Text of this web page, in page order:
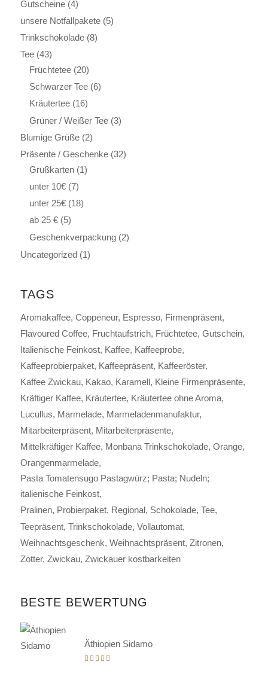
Gutscheine (4)
unsere Notfallpakete (5)
Trinkschokolade (8)
Tee (43)
Früchtetee (20)
Schwarzer Tee (6)
Kräutertee (16)
Grüner / Weißer Tee (3)
Blumige Grüße (2)
Präsente / Geschenke (32)
Grußkarten (1)
unter 10€ (7)
unter 25€ (18)
ab 25 € (5)
Geschenkverpackung (2)
Uncategorized (1)
TAGS
Aromakaffee Coppeneur Espresso Firmenpräsent
Flavoured Coffee Fruchtaufstrich Früchtetee Gutschein
Italienische Feinkost Kaffee Kaffeeprobe
Kaffeeprobierpaket Kaffeepräsent Kaffeeröster
Kaffee Zwickau Kakao Karamell Kleine Firmenpräsente
Kräftiger Kaffee Kräutertee Kräutertee ohne Aroma
Lucullus Marmelade Marmeladenmanufaktur
Mitarbeiterpräsent Mitarbeiterpräsente
Mittelkräftiger Kaffee Monbana Trinkschokolade Orange
Orangenmarmelade
Pasta Tomatensugo Pastagwürz; Pasta; Nudeln;
italienische Feinkost
Pralinen
Probierpaket Regional Schokolade Tee
Teepräsent Trinkschokolade Vollautomat
Weihnachtsgeschenk Weihnachtspräsent Zitronen
Zotter Zwickau Zwickauer kostbarkeiten
BESTE BEWERTUNG
Äthiopien Sidamo